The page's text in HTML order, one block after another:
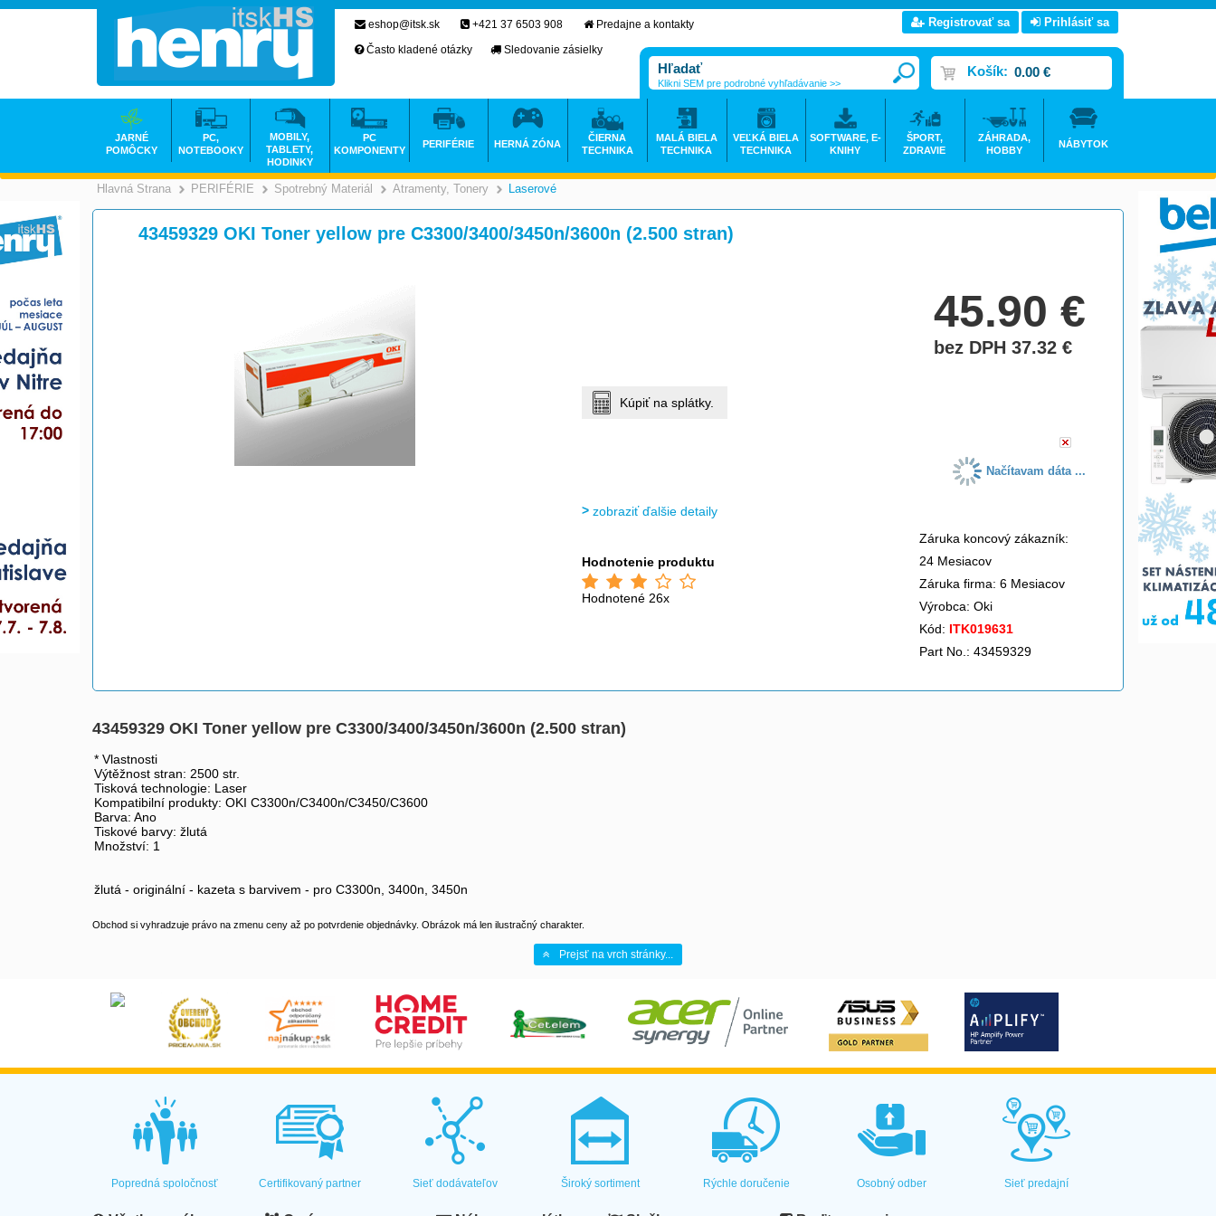
Hlavná Strana >
PERIFÉRIE >
Spotrebný Materiál >
Atramenty, Tonery >
Laserové
43459329 OKI Toner yellow pre C3300/3400/3450n/3600n (2.500 stran)
45.90€
bez DPH 37.32€
Kúpiť na splátky.
Načítavam dáta ...
zobraziť ďalšie detaily
Hodnotenie produktu
Hodnotené 26x
Záruka koncový zákazník:
24 Mesiacov
Záruka firma: 6 Mesiacov
Výrobca: Oki
Kód: ITK019631
Part No.: 43459329
43459329 OKI Toner yellow pre C3300/3400/3450n/3600n (2.500 stran)
* Vlastnosti
Výtěžnost stran: 2500 str.
Tisková technologie: Laser
Kompatibilní produkty: OKI C3300n/C3400n/C3450/C3600
Barva: Ano
Tiskové barvy: žlutá
Množství: 1
žlutá - originální - kazeta s barvivem - pro C3300n, 3400n, 3450n
Obchod si vyhradzuje právo na zmenu ceny až po potvrdenie objednávky. Obrázok má len ilustračný charakter.
Prejsť na vrch stránky...
eshop@itsk.sk +421 37 6503 908
Predajne a kontakty
Často kladené otázky
Sledovanie zásielky
Registrovať sa Prihlásiť sa
Košík: 0.00 €
Klikni SEM pre podrobné vyhľadávanie >>
JARNÉ
POMÔCKY
PC,
NOTEBOOKY
MOBILY,
TABLETY,
HODINKY
PC
KOMPONENTY
PERIFÉRIE HERNÁ ZÓNA
ČIERNA
TECHNIKA
MALÁ BIELA
TECHNIKA
VEĽKÁ BIELA
TECHNIKA
SOFTWARE, E-
KNIHY
ŠPORT,
ZDRAVIE
ZÁHRADA,
HOBBY
NÁBYTOK
Popredná spoločnosť Certifikovaný partner Sieť dodávateľov Široký sortiment Rýchle doručenie Osobný odber Sieť predajní